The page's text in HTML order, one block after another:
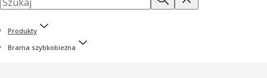
Produkty
Brama szybkobieżna